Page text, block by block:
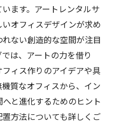
ます。アートレンタルサ
オフィスデザインが求め
ない創造的な空間が注目
は、アートの力を借り
ィス作りのアイデアや具
質なオフィスから、イン
と進化するためのヒント
方法についても詳しくご